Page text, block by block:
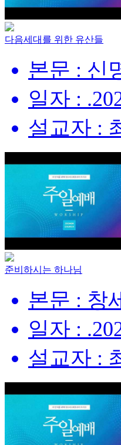
다음세대를 위한 유산들
본문 : 신
일자 :
설교자 :
준비하시는 하나님
본문 : 창
일자 :
설교자 :